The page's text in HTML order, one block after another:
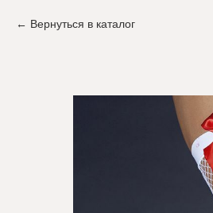
Вернуться в каталог